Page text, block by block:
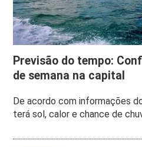
Previsão do tempo:
de semana na capital
De acordo com informações
terá sol, calor e chance de